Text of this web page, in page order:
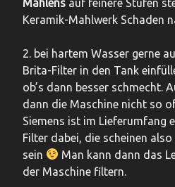
Mahlens auf feinere Stufen
Keramik-Mahlwerk Schaden
2. bei hartem Wasser gerne
Brita-Filter in den Tank
ob’s dann besser schmecht.
dann die Maschine nicht so
Siemens ist im Lieferumfang
Filter dabei, die scheinen
sein
Man kann dann das
der Maschine filtern.